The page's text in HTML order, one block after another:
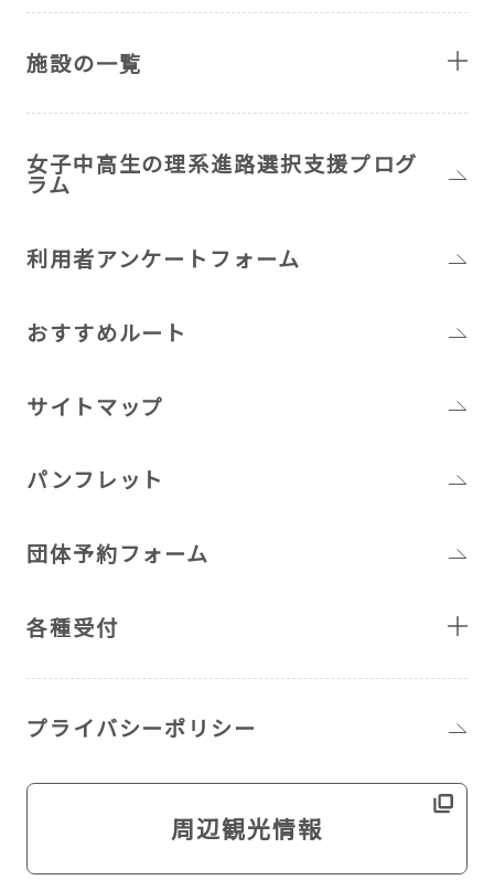
施設の一覧
女子中高生の理系進路選択支援プログ
ラム
利用者アンケートフォーム
おすすめルート
サイトマップ
パンフレット
団体予約フォーム
各種受付
プライバシーポリシー
周辺観光情報